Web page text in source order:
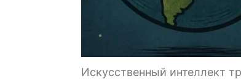
Искусственный интеллект